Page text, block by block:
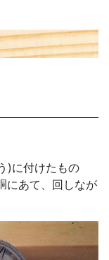
)に付けたもの
にあて、回しなが